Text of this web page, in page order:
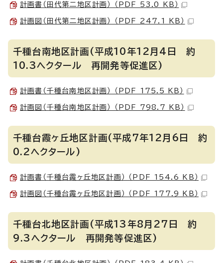
計画書（田代第二地区計画） （PDF 53.0 KB）
計画図（田代第二地区計画） （PDF 247.1 KB）
千種台南地区計画(平成10年12月4日 約
10.3ヘクタール 再開発等促進区)
計画書（千種台南地区計画） （PDF 175.5 KB）
計画図（千種台南地区計画） （PDF 798.7 KB）
千種台霞ヶ丘地区計画(平成7年12月6日 約
0.2ヘクタール)
計画書（千種台霞ヶ丘地区計画） （PDF 154.6 KB）
計画図（千種台霞ヶ丘地区計画） （PDF 177.9 KB）
千種台北地区計画(平成13年8月27日 約
9.3ヘクタール 再開発等促進区)